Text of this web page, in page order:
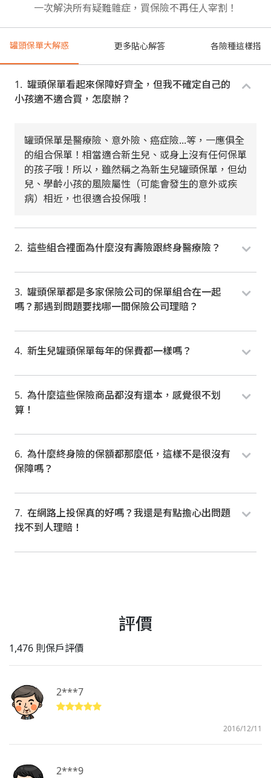
一次解決所有疑難雜症，買保險不再任人宰割！
罐頭保單大解惑 更多貼心解答 各險種這樣搭
罐頭保單看起來保障好齊全，但我不確定自己的
小孩適不適合買，怎麼辦？
罐頭保單是醫療險、意外險、癌症險...等，一應俱全
的組合保單！相當適合新生兒、或身上沒有任何保單
的孩子哦！所以，雖然稱之為新生兒罐頭保單，但幼
兒、學齡小孩的風險屬性（可能會發生的意外或疾
病）相近，也很適合投保哦！
這些組合裡面為什麼沒有壽險跟終身醫療險？
罐頭保單都是多家保險公司的保單組合在一起
嗎？那遇到問題要找哪一間保險公司理賠？
新生兒罐頭保單每年的保費都一樣嗎？
為什麼這些保險商品都沒有還本，感覺很不划
算！
為什麼終身險的保額都那麼低，這樣不是很沒有
保障嗎？
在網路上投保真的好嗎？我還是有點擔心出問題
找不到人理賠！
評價
1,476 則保戶評價
2***7
2016/12/11
2***9